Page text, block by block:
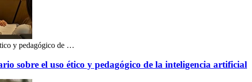
y pedagógico de …
sobre el uso ético y pedagógico de la inteligencia artificial